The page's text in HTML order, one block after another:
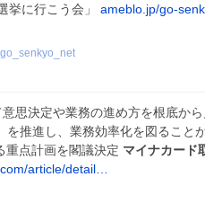
挙に行こう会」 ameblo.jp/go-
go_senkyo_net
思決定や業務の進め方を根底か
を推進し、業務効率化を図ること
重点計画を閣議決定 マイナカード
article/detail…